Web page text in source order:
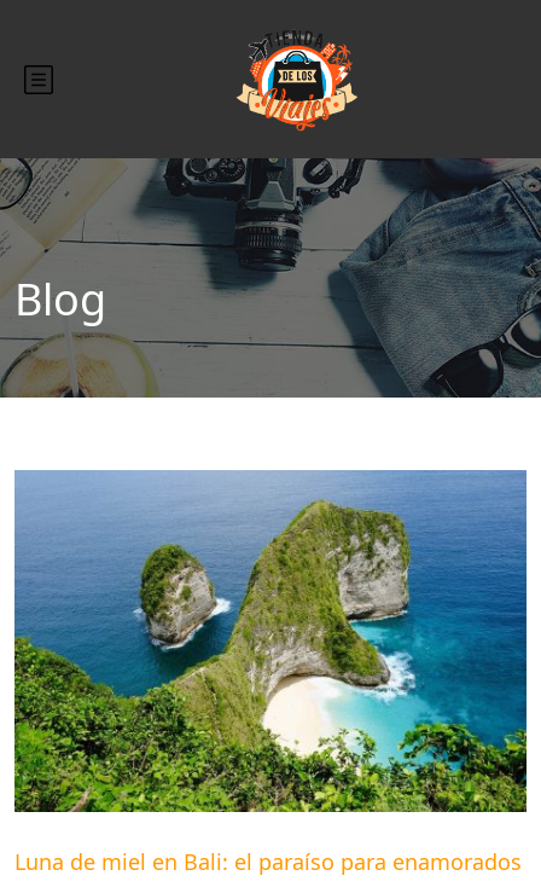
Blog
Luna de miel en Bali: el paraíso para enamorados